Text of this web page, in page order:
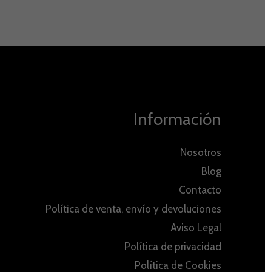
Información
Nosotros
Blog
Contacto
Política de venta, envío y devoluciones
Aviso Legal
Política de privacidad
Política de Cookies